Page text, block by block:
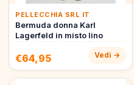
PELLECCHIA SRL IT
Bermuda donna Karl
Lagerfeld in misto lino
€64,95 Vedi →